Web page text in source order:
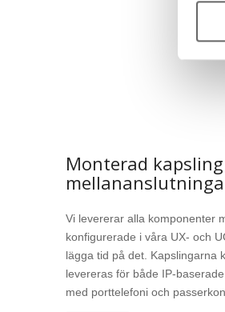
Monterad
Vi levererar alla komponenter
konfigurerade i våra UX- och
lägga tid på det. Kapslingarna
levereras för både IP-
med porttelefoni och